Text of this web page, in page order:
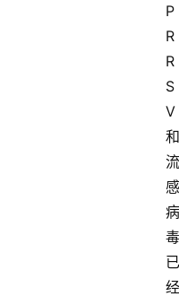
P
R
R
S
V
和
流
感
病
毒
已
经